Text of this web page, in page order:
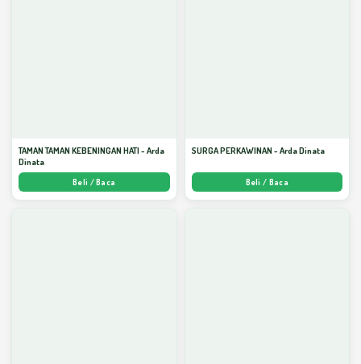
TAMAN TAMAN KEBENINGAN HATI - Arda
Dinata
Beli / Baca
SURGA PERKAWINAN - Arda Dinata
Beli / Baca